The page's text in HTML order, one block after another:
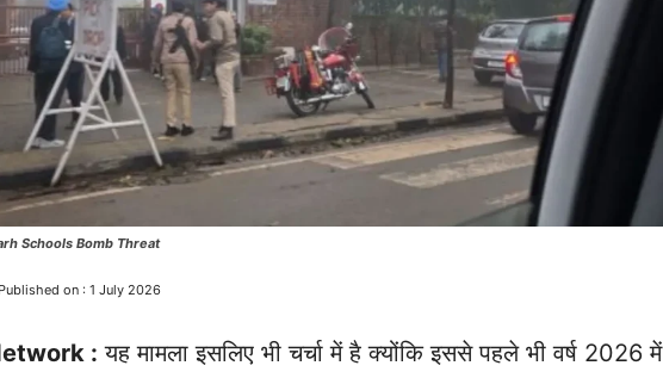
Schools Bomb Threat
on : 1 July 2026
: यह मामला इसलिए भी चर्चा में है क्योंकि इससे पहले भी वर्ष 2026 में